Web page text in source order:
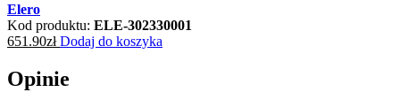
Elero
Kod produktu: ELE-302330001
651.90zł Dodaj do koszyka
Opinie